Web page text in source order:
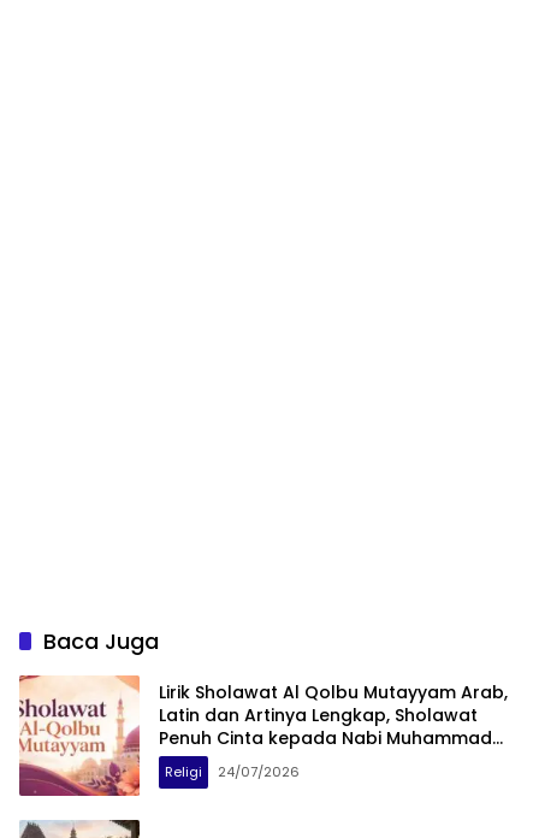
Baca Juga
Lirik Sholawat Al Qolbu Mutayyam Arab,
Latin dan Artinya Lengkap, Sholawat
Penuh Cinta kepada Nabi Muhammad
SAW
Religi 24/07/2026